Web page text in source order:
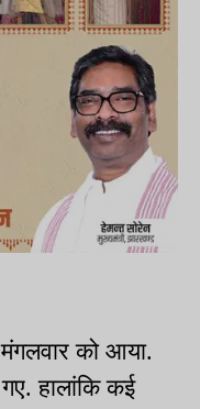
मंगलवार को आया.
हालांकि कई